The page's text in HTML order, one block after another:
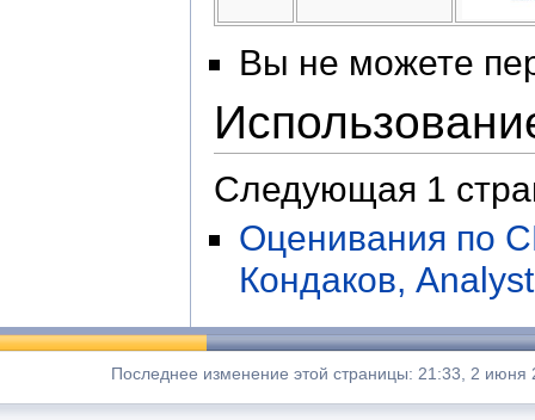
Вы не можете
Следующая 1
Оценивания по
Кондаков,
Последнее изменение этой страницы: 21:33, 2 июня